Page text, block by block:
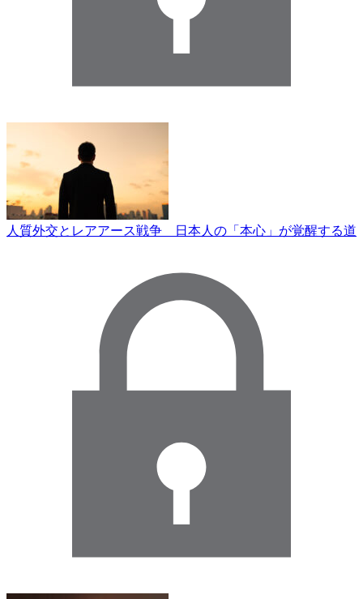
人質外交とレアアース戦争 日本人の「本心」が覚醒する道